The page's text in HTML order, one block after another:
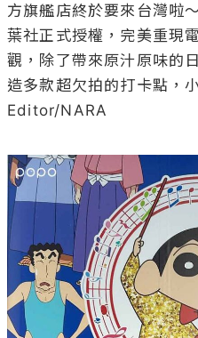
方旗艦店終於要來台灣啦
葉社正式授權，完美重現
觀，除了帶來原汁原味的
造多款超欠拍的打卡點，
Editor/NARA